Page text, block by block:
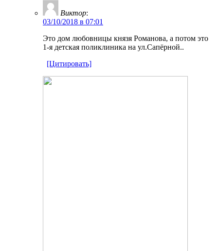
Виктор:
03/10/2018 в 07:01
Это дом любовницы князя Романова, а потом это
1-я детская поликлиника на ул.Сапёрной..
[Цитировать]